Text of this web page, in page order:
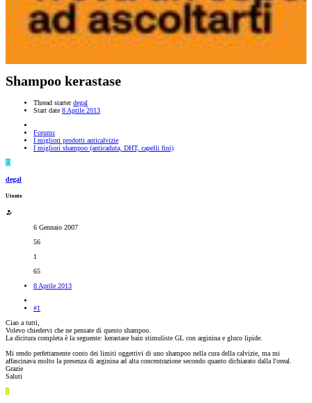
Shampoo kerastase
Thread starter degal
Start date 8 Aprile 2013
Forums
I migliori prodotti anticalvizie
I migliori shampoo (anticaduta, DHT, capelli fini)
D
degal
Utente
6 Gennaio 2007
56
1
65
8 Aprile 2013
#1
Ciao a tutti,
Volevo chiedervi che ne pensate di questo shampoo.
La dicitura completa è la seguente: kerastase bain stimuliste GL con arginina e gluco lipide.
Mi rendo perfettamente conto dei limiti oggettivi di uno shampoo nella cura della calvizie, ma mi
affascinava molto la presenza di arginina ad alta concentrazione secondo quanto dichiarato dalla l'oreal.
Grazie
Saluti
1